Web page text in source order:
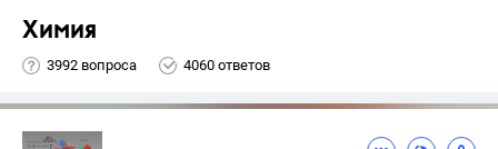
Химия
3992 вопроса 4060 ответов